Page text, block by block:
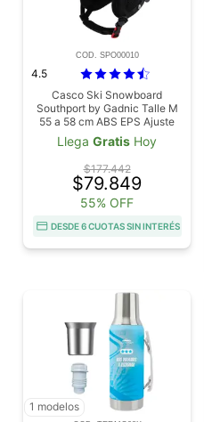
COD. SPO00010
4.5
Casco Ski Snowboard
Southport by Gadnic Talle M
55 a 58 cm ABS EPS Ajuste
360
Llega Gratis Hoy
$177.442
$79.849
55% OFF
DESDE 6 CUOTAS SIN INTERÉS
1 modelos